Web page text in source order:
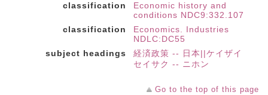
classification
Economic history and
conditions NDC9:332.107
classification
Economics. Industries
NDLC:DC55
subject headings
経済政策 -- 日本||ケイザイ
セイサク -- ニホン
Go to the top of this page